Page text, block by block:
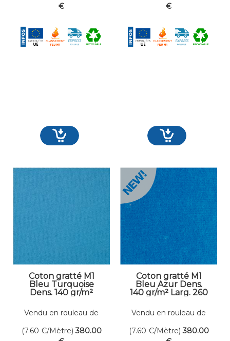
€
€
Coton gratté M1
Bleu Turquoise
Dens. 140 gr/m²
Vendu en rouleau de
(7.60 €/Mètre) 380.00
Coton gratté M1
Bleu Azur Dens.
140 gr/m² Larg. 260
Vendu en rouleau de
(7.60 €/Mètre) 380.00